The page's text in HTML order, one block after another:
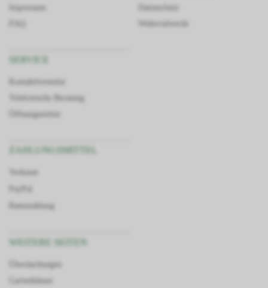
Impressum
Datenschutz
Widerrufsrecht
Kontaktformular
Telefonische Beratung
Öffnungszeiten
ZAHLUNGSMITTEL
Vorkasse
PayPal
Ratenzahlung
WEITERE SEITEN
Überdachungen
Gartenhäuser